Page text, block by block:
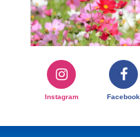
Instagram Facebook